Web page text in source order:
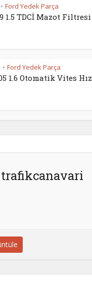
• Ford Yedek Parça
1.5 TDCİ Mazot Filtresi
• Ford Yedek Parça
1.6 Otomatik Vites Hız
trafikcanavari